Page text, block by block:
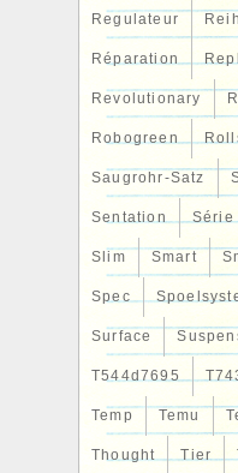
Regulateur
Réparation
Revolutionary
Robogreen
Saugrohr-Satz
Sentation Série
Slim Smart
Spec
Surface
T544d7695
Temp Temu
Thought Tier